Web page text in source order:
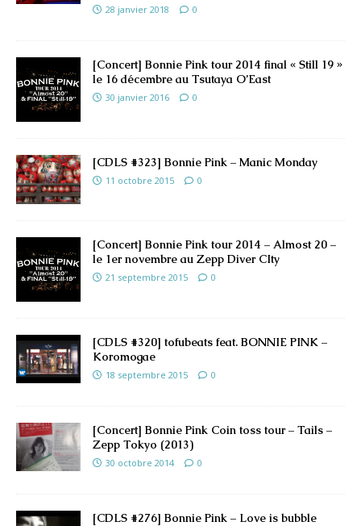
28 janvier 2018 0
[Concert] Bonnie Pink tour 2014 final « Still 19 »
le 16 décembre au Tsutaya O’East
30 janvier 2016 0
[CDLS #323] Bonnie Pink – Manic Monday
11 octobre 2015 0
[Concert] Bonnie Pink tour 2014 – Almost 20 –
le 1er novembre au Zepp Diver CIty
21 septembre 2015 0
[CDLS #320] tofubeats feat. BONNIE PINK –
Koromogae
18 septembre 2015 0
[Concert] Bonnie Pink Coin toss tour – Tails –
Zepp Tokyo (2013)
30 octobre 2014 0
[CDLS #276] Bonnie Pink – Love is bubble